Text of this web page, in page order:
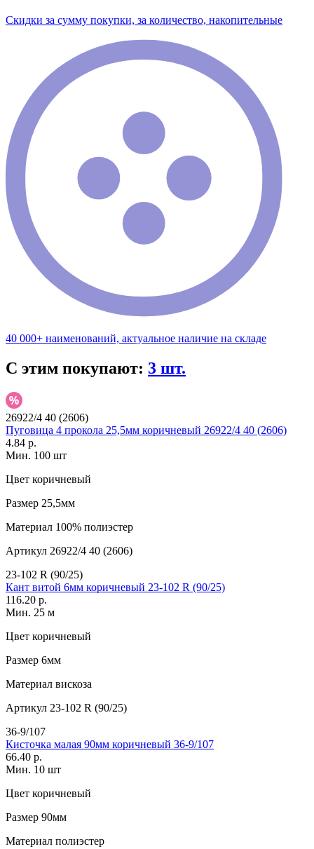
Скидки за сумму покупки, за количество, накопительные
40 000+ наименований, актуальное наличие на складе
С этим покупают: 3 шт.
26922/4 40 (2606)
Пуговица 4 прокола 25,5мм коричневый 26922/4 40 (2606)
4.84 р.
Мин. 100 шт
Цвет коричневый
Размер 25,5мм
Материал 100% полиэстер
Артикул 26922/4 40 (2606)
23-102 R (90/25)
Кант витой 6мм коричневый 23-102 R (90/25)
116.20 р.
Мин. 25 м
Цвет коричневый
Размер 6мм
Материал вискоза
Артикул 23-102 R (90/25)
36-9/107
Кисточка малая 90мм коричневый 36-9/107
66.40 р.
Мин. 10 шт
Цвет коричневый
Размер 90мм
Материал полиэстер